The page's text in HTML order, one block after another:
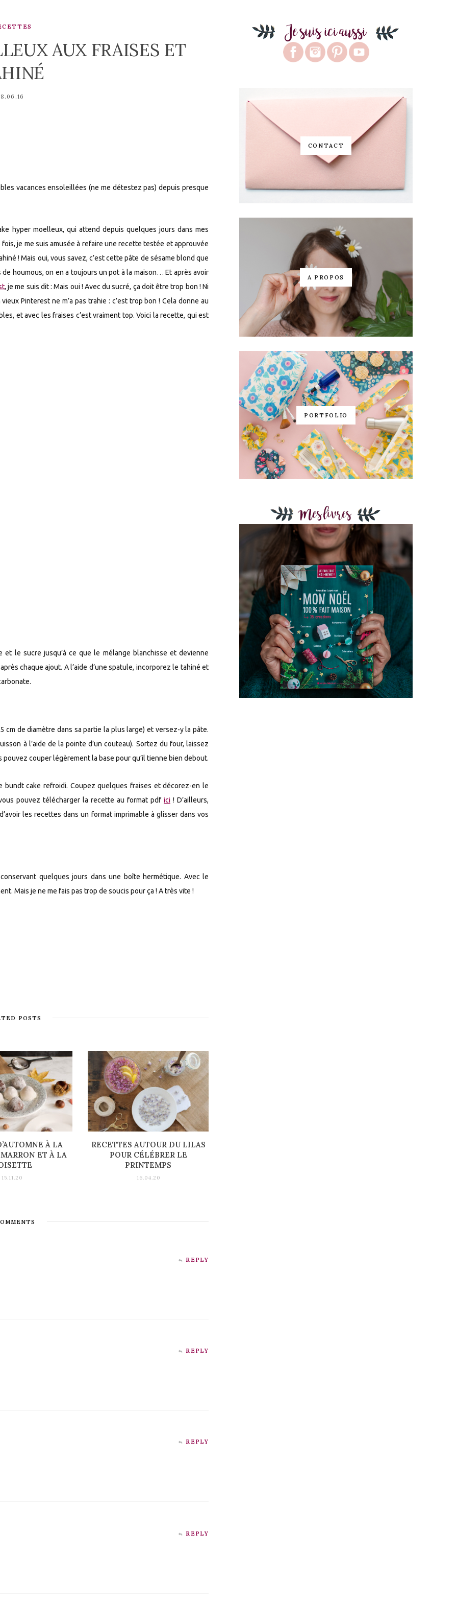
AUX FRAISES ET
8.06.16
vacances ensoleillées (ne me détestez pas) depuis presque
hyper moelleux, qui attend depuis quelques jours dans mes
je me suis amusée à refaire une recette testée et approuvée
! Mais oui, vous savez, c’est cette pâte de sésame blond que
houmous, on en a toujours un pot à la maison… Et après avoir
, je me suis dit : Mais oui ! Avec du sucré, ça doit être trop bon ! Ni
Pinterest ne m’a pas trahie : c’est trop bon ! Cela donne au
et avec les fraises c’est vraiment top. Voici la recette, qui est
le sucre jusqu’à ce que le mélange blanchisse et devienne
chaque ajout. A l’aide d’une spatule, incorporez le tahiné et
de diamètre dans sa partie la plus large) et versez-y la pâte.
à l’aide de la pointe d’un couteau). Sortez du four, laissez
couper légèrement la base pour qu’il tienne bien debout.
cake refroidi. Coupez quelques fraises et décorez-en le
pouvez télécharger la recette au format pdf ici ! D’ailleurs,
les recettes dans un format imprimable à glisser dans vos
quelques jours dans une boîte hermétique. Avec le
Mais je ne me fais pas trop de soucis pour ça ! A très vite !
POSTS
À LA
ET À LA
15.11.20
RECETTES AUTOUR DU LILAS
POUR CÉLÉBRER LE
PRINTEMPS
16.04.20
REPLY
REPLY
REPLY
REPLY
CONTACT
A PROPOS
PORTFOLIO